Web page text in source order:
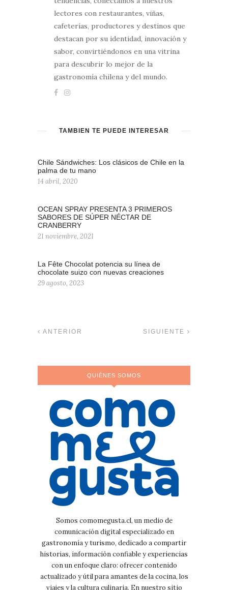
lectores con restaurantes, viñas,
cafeterías, productores y destinos que
destacan por su identidad, innovación y
sabor, convirtiéndonos en una vitrina
para descubrir lo mejor de la
gastronomía chilena y del mundo.
TAMBIÉN TE PUEDE INTERESAR
Chile Sándwiches: Los clásicos de Chile en la
palma de tu mano
14 abril, 2020
OCEAN SPRAY PRESENTA 3 PRIMEROS
SABORES DE SÚPER NÉCTAR DE
CRANBERRY
21 noviembre, 2021
La Fête Chocolat potencia su línea de
chocolate suizo con nuevas creaciones
29 agosto, 2023
ANTERIOR SIGUIENTE
QUIÉNES SOMOS
Somos comomegusta.cl, un medio de
comunicación digital especializado en
gastronomía y turismo, dedicado a compartir
historias, información confiable y experiencias
con un enfoque claro: ofrecer contenido
actualizado y útil para amantes de la cocina, los
viajes y la cultura culinaria. En nuestro sitio